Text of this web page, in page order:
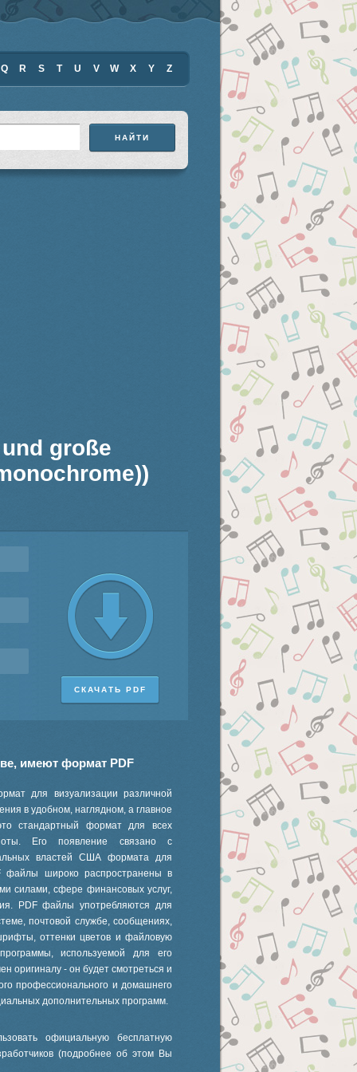
Q R S T U V W X Y Z
große
СКАЧАТЬ PDF
имеют формат PDF
для визуализации различной
в удобном, наглядном, а главное
стандартный формат для всех
Его появление связано с
властей США формата для
файлы широко распространены в
силами, сфере финансовых услуг,
PDF файлы употребляются для
почтовой службе, сообщениях,
оттенки цветов и файловую
используемой для его
оригиналу - он будет смотреться и
профессионального и домашнего
дополнительных программ.
официальную бесплатную
(подробнее об этом Вы